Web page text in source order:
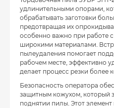
удлинительными опорами,
обрабатывать заготовки
предотвращая их
особенно важно при работе
широкими материалами.
пылеудаления помогает
рабочем месте, эффективно
делает процесс резки более
Безопасность оператора
защитным кожухом, который
поднятии пилы. Этот